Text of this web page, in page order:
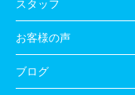
スタッフ
お客様の声
ブログ